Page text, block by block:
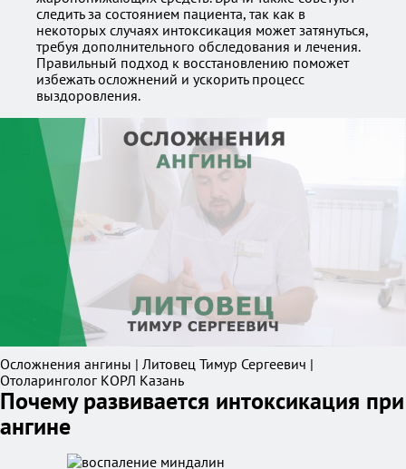
следить за состоянием пациента, так как в
некоторых случаях интоксикация может затянуться,
требуя дополнительного обследования и лечения.
Правильный подход к восстановлению поможет
избежать осложнений и ускорить процесс
выздоровления.
Осложнения ангины | Литовец Тимур Сергеевич |
Отоларинголог КОРЛ Казань
Почему развивается интоксикация при
ангине